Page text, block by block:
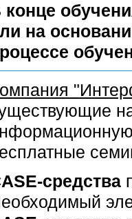
конце
на
средства